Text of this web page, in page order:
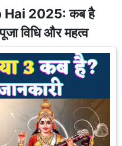
2025: कब है
विधि और महत्व